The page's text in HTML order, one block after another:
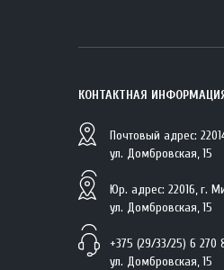
КОНТАКТНАЯ
Почтовый адрес:
ул. Домбровская, 15
Юр. адрес: 22016, г.
ул. Домбровская, 15
+375 (29/33/25) 6 270
ул. Домбровская, 15